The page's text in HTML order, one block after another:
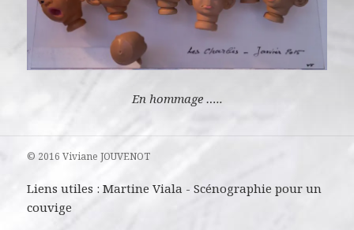
En hommage …..
© 2016 Viviane JOUVENOT
Liens utiles :Martine Viala -Scénographie pour un
couvige